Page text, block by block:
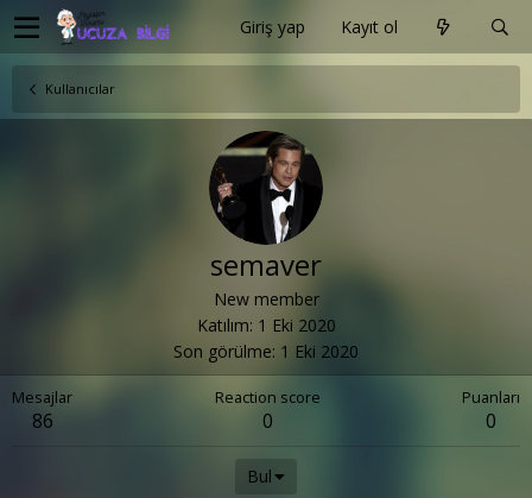
Giriş yap Kayıt ol
Kullanıcılar
semaver
New member
Katılım 1 Eki 2020
Son görülme 1 Eki 2020
Mesajlar
86
Reaction score
0
Puanları
0
Bul